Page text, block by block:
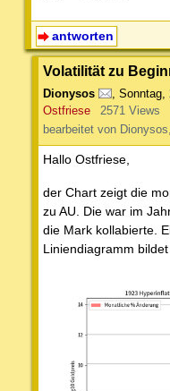
antworten
Volatilität zu
Dionysos , Sonntag,
Ostfriese
2571 Views
bearbeitet von
Hallo Ostfriese,
der Chart zeigt die
zu AU. Die war im
die Mark kollabierte.
Liniendiagramm